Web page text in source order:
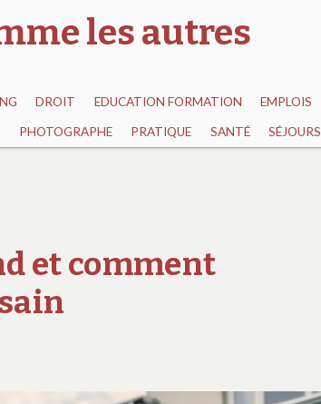
les autres
DROIT EDUCATION FORMATION EMPLOIS
PHOTOGRAPHE PRATIQUE SANTÉ SÉJOURS
et comment